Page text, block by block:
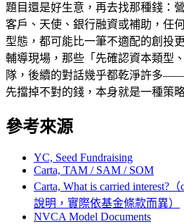
題目還是好生意，再去找那種錢：
客戶、天使、銀行融資或補助，任
型態，都可能比一筆不適配的創投
輔導現場，那些「先確認資本類型
隊，後續的對話幾乎都乾淨許多
先擋掉不對的錢，本身就是一種策
參考來源
YC, Seed Fundraising
Carta, TAM / SAM / SOM
Carta, What is carried interest?
說明，實際依基金條款而異）
NVCA Model Documents